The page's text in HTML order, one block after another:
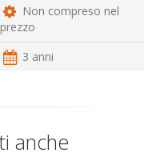
Non compreso nel
prezzo
3 anni
anche